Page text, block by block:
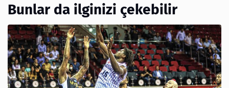
Bunlar da ilginizi çekebilir